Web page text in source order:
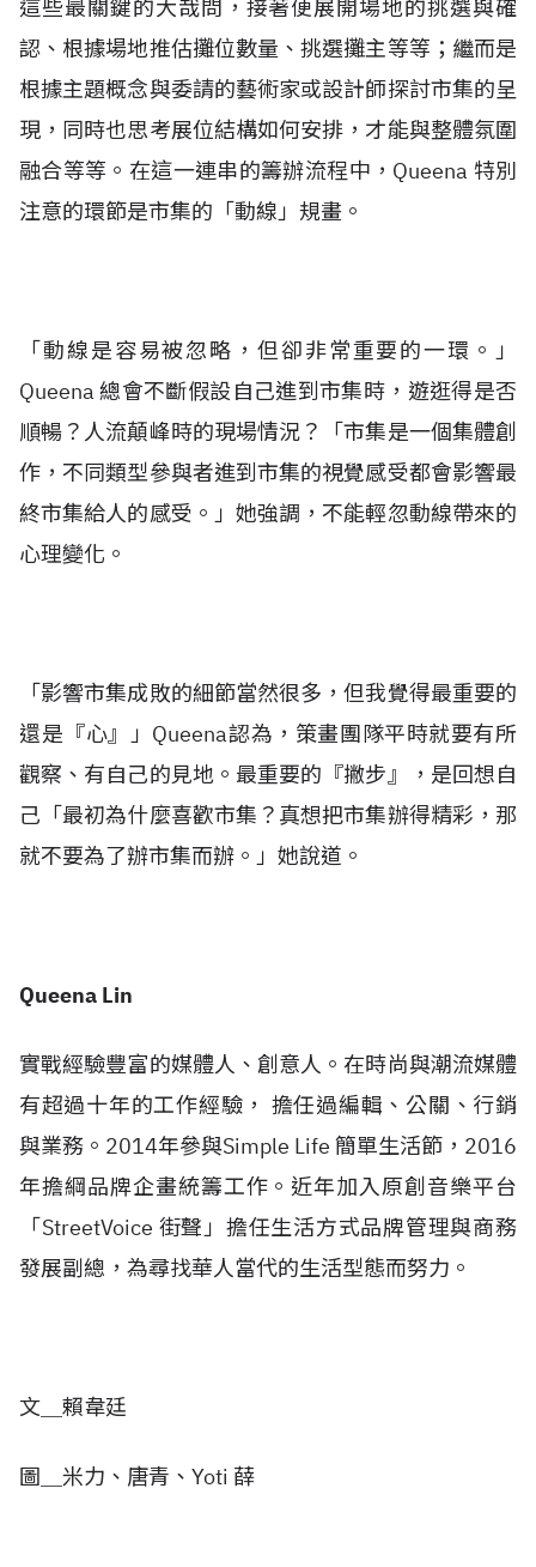
這些最關鍵的大哉問，接著便展開場地的挑選與確
認、根據場地推估攤位數量、挑選攤主等等；繼而是
根據主題概念與委請的藝術家或設計師探討市集的呈
現，同時也思考展位結構如何安排，才能與整體氛圍
融合等等。在這一連串的籌辦流程中，Queena 特別
注意的環節是市集的「動線」規畫。
「動線是容易被忽略，但卻非常重要的一環。」
Queena 總會不斷假設自己進到市集時，遊逛得是否
順暢？人流顛峰時的現場情況？「市集是一個集體創
作，不同類型參與者進到市集的視覺感受都會影響最
終市集給人的感受。」她強調，不能輕忽動線帶來的
心理變化。
「影響市集成敗的細節當然很多，但我覺得最重要的
還是『心』」Queena認為，策畫團隊平時就要有所
觀察、有自己的見地。最重要的『撇步』，是回想自
己「最初為什麼喜歡市集？真想把市集辦得精彩，那
就不要為了辦市集而辦。」她說道。
Queena Lin
實戰經驗豐富的媒體人、創意人。在時尚與潮流媒體
有超過十年的工作經驗， 擔任過編輯、公關、行銷
與業務。2014年參與Simple Life 簡單生活節，2016
年擔綱品牌企畫統籌工作。近年加入原創音樂平台
「StreetVoice 街聲」擔任生活方式品牌管理與商務
發展副總，為尋找華人當代的生活型態而努力。
文＿賴韋廷
圖＿米力、唐青、Yoti 薛